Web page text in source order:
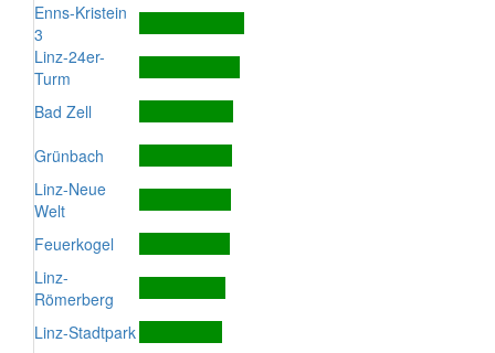
Enns-Kristein
3
Linz-24er-
Turm
Bad Zell
Grünbach
Linz-Neue
Welt
Feuerkogel
Linz-
Römerberg
Linz-Stadtpark